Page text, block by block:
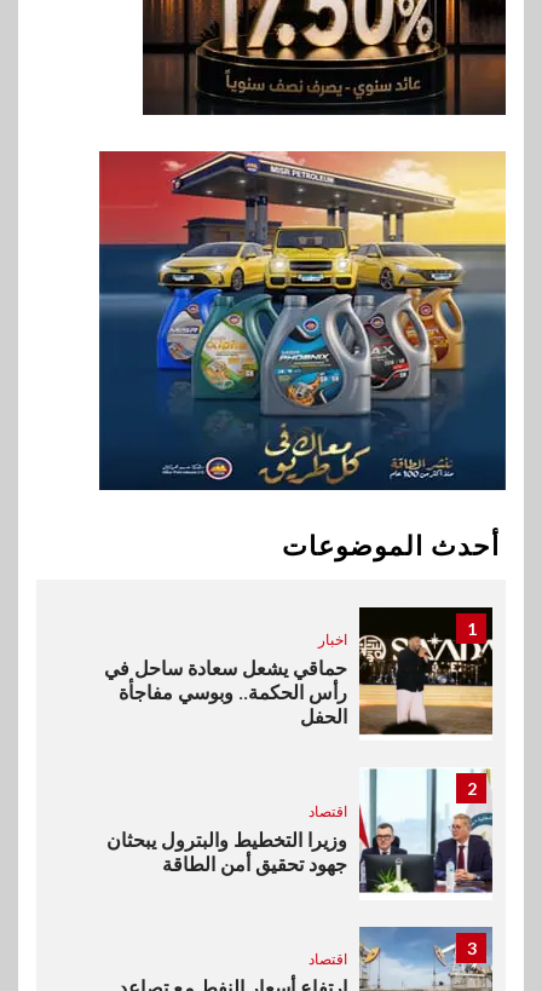
أحدث الموضوعات
بنك مصر يشارك في فعالية اليوم
العالمي للشباب ويقدم العديد من
العروض المجانية
بنك QNB مصر يعزز جاهزية
المشروعات الصغيرة والمتوسطة
للنمو والتوسع
9 اخبار
فيكسد مصر و”حلول” تتشاركان
في تطوير أول منصة للسياحة
الصحية في مصر والشرق الأوسط
وأفريقيا Tour4Cure
سوق وصلة
جهازًا مثاليًا للشباب
1
اخبار
حماقي يشعل سعادة ساحل في
رأس الحكمة.. وبوسي مفاجأة
الحفل
2
اقتصاد
وزيرا التخطيط والبترول يبحثان
جهود تحقيق أمن الطاقة
3
اقتصاد